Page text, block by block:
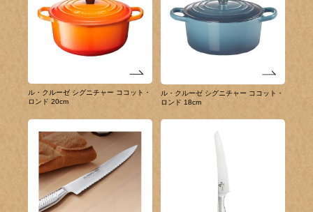
ル・クルーゼ シグニチャー ココット・
ロンド 20cm
ル・クルーゼ シグニチャー ココット・
ロンド 18cm